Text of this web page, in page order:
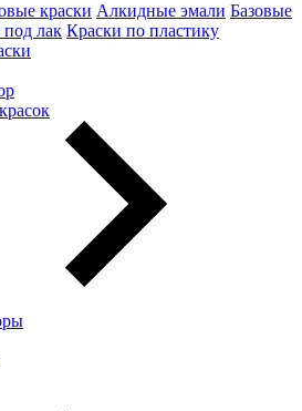
краски Алкидные эмали Базовые
под лак Краски по пластику